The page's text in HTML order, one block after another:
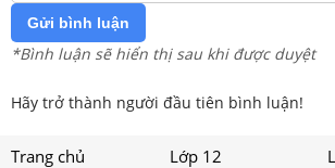
Gửi bình luận
*Bình luận sẽ hiển thị sau khi được duyệt
Hãy trở thành người đầu tiên bình luận!
Trang chủ Lớp 12